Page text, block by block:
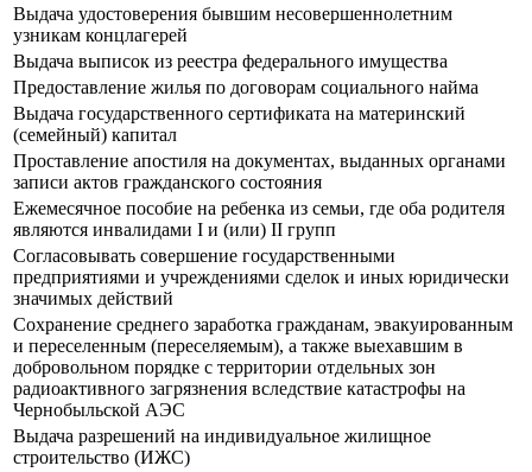
Выдача удостоверения бывшим несовершеннолетним
узникам концлагерей
Выдача выписок из реестра федерального имущества
Предоставление жилья по договорам социального найма
Выдача государственного сертификата на материнский
(семейный) капитал
Проставление апостиля на документах, выданных органами
записи актов гражданского состояния
Ежемесячное пособие на ребенка из семьи, где оба родителя
являются инвалидами I и (или) II групп
Согласовывать совершение государственными
предприятиями и учреждениями сделок и иных юридически
значимых действий
Сохранение среднего заработка гражданам, эвакуированным
и переселенным (переселяемым), а также выехавшим в
добровольном порядке с территории отдельных зон
радиоактивного загрязнения вследствие катастрофы на
Чернобыльской АЭС
Выдача разрешений на индивидуальное жилищное
строительство (ИЖС)